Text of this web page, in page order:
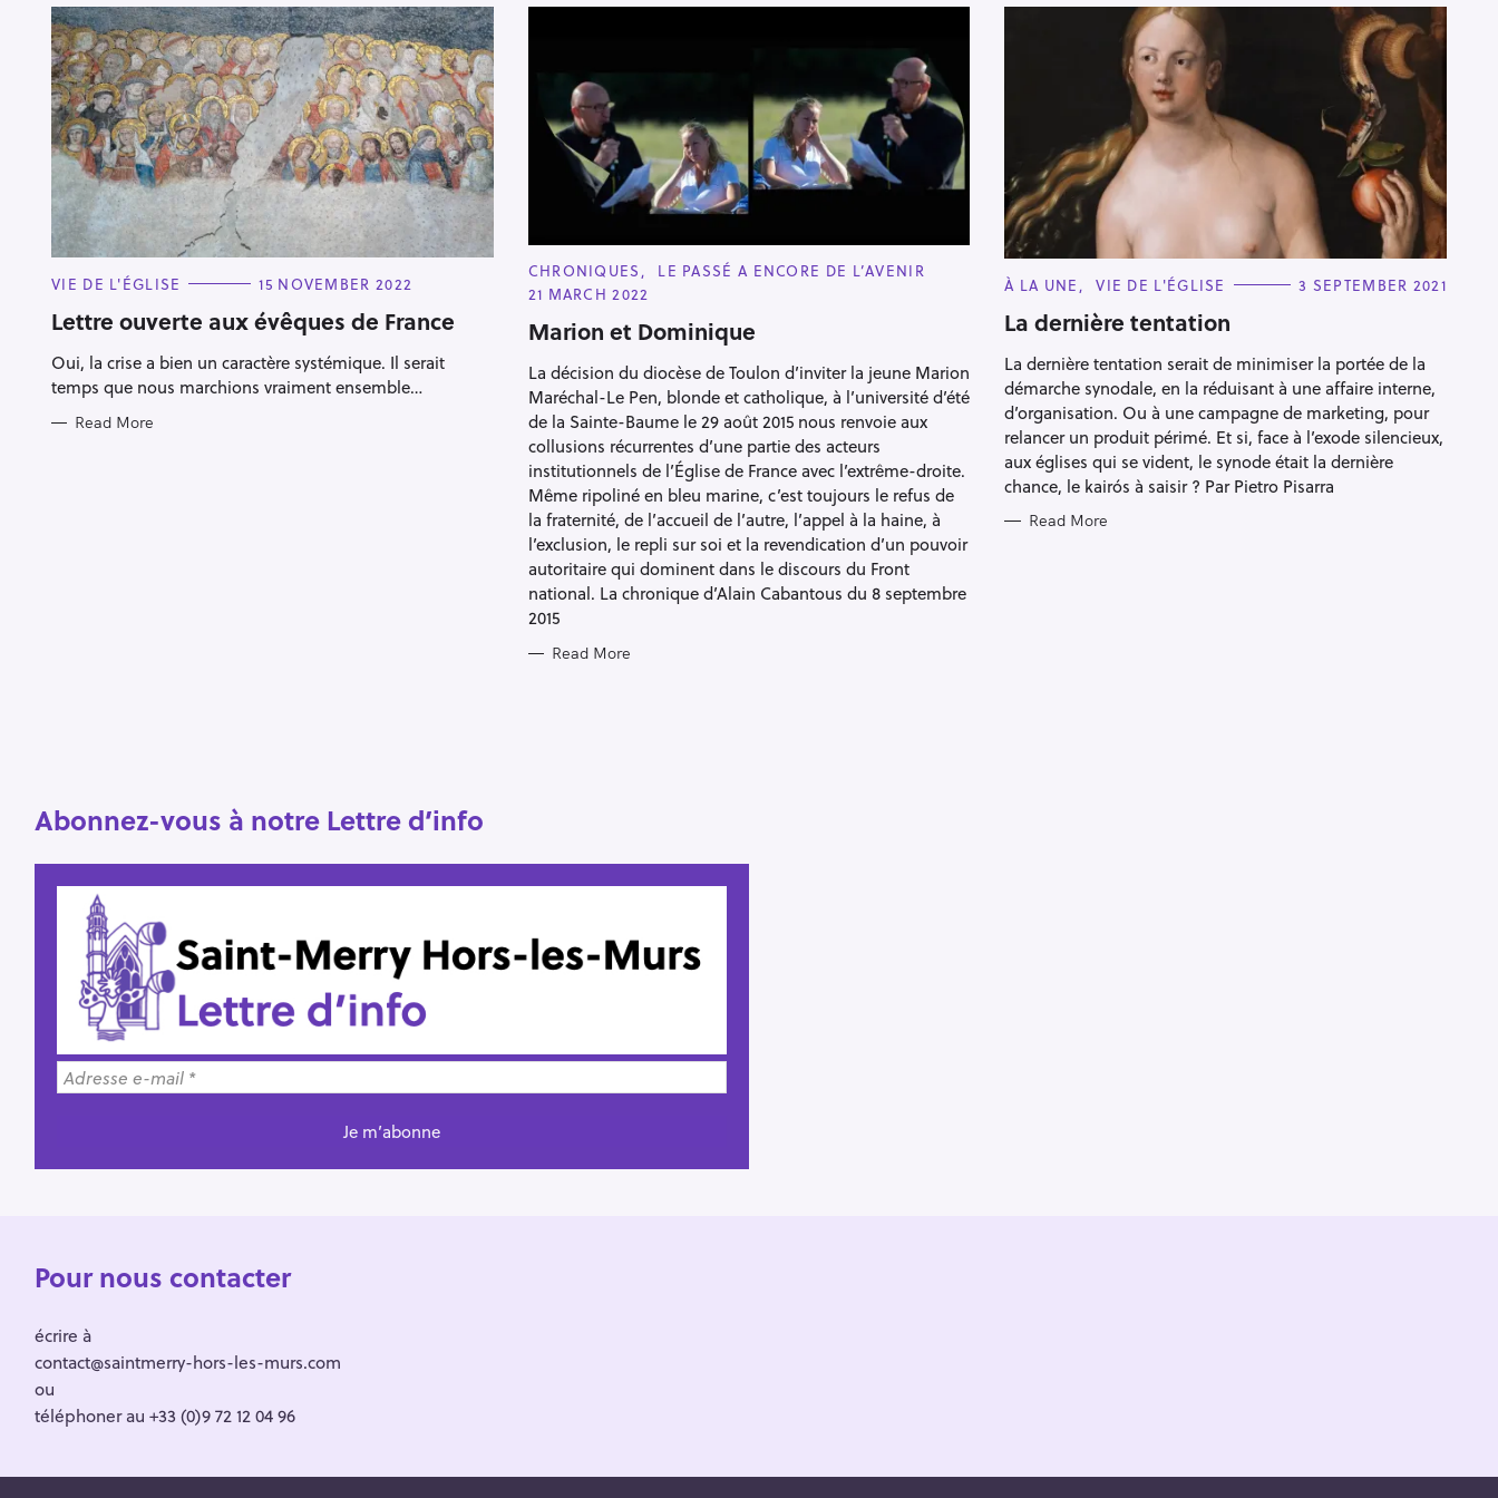
C
T
E
O
R
I
S
VIE DE L'ÉGLISE 15 NOVEMBER 2022
Lettre ouverte aux évêques de France
Oui, la crise a bien un caractère systémique. Il serait
temps que nous marchions vraiment ensemble…
Read More
C
A
T
G
R
I
E
S
CHRONIQUES
LE PASSÉ A ENCORE DE L’AVENIR
21 MARCH 2022
Marion et Dominique
La décision du diocèse de Toulon d’inviter la jeune Marion
Maréchal-Le Pen, blonde et catholique, à l’université d’été
de la Sainte-Baume le 29 août 2015 nous renvoie aux
collusions récurrentes d’une partie des acteurs
institutionnels de l’Église de France avec l’extrême-droite.
Même ripoliné en bleu marine, c’est toujours le refus de
la fraternité, de l’accueil de l’autre, l’appel à la haine, à
l’exclusion, le repli sur soi et la revendication d’un pouvoir
autoritaire qui dominent dans le discours du Front
national. La chronique d’Alain Cabantous du 8 septembre
2015
Read More
C
T
E
O
R
I
E
S
À LA UNE VIE DE L'ÉGLISE 3 SEPTEMBER 2021
La dernière tentation
La dernière tentation serait de minimiser la portée de la
démarche synodale, en la réduisant à une affaire interne,
d’organisation. Ou à une campagne de marketing, pour
relancer un produit périmé. Et si, face à l’exode silencieux,
aux églises qui se vident, le synode était la dernière
chance, le kairós à saisir ? Par Pietro Pisarra
Read More
Abonnez-vous à notre Lettre d’info
Pour nous contacter
écrire à
contact@saintmerry-hors-les-murs.com
ou
téléphoner au +33 (0)9 72 12 04 96
o
: